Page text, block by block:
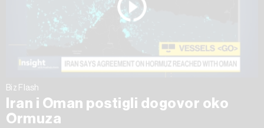
Biz Flash
Iran i Oman postigli dogovor oko
Ormuza